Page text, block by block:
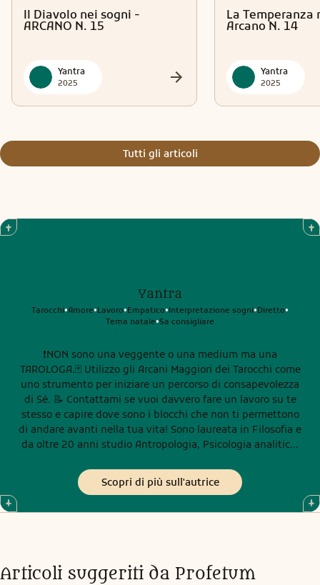
Il Diavolo nei sogni -
ARCANO N. 15
Yantra
2025
La Temperanza
Arcano N. 14
Yantra
2025
Tutti gli articoli
Yantra
Tarocchi•Amore•Lavoro•Empatico•Interpretazione sogni•Diretto•
Tema natale•Sa consigliare
❗️NON sono una veggente o una medium ma una
TAROLOGA.🃏 Utilizzo gli Arcani Maggiori dei Tarocchi come
uno strumento per iniziare un percorso di consapevolezza
di Sè. 📝 Contattami se vuoi davvero fare un lavoro su te
stesso e capire dove sono i blocchi che non ti permettono
di andare avanti nella tua vita! Sono laureata in Filosofia e
da oltre 20 anni studio Antropologia, Psicologia analitica,
Scopri di più sull'autrice
Articoli suggeriti da Profetum